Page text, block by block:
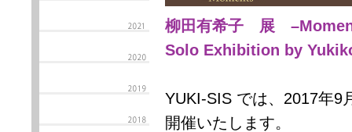
柳田有希子 展
Solo Exhibition by
YUKI-SIS では、2017年9
開催いたします。